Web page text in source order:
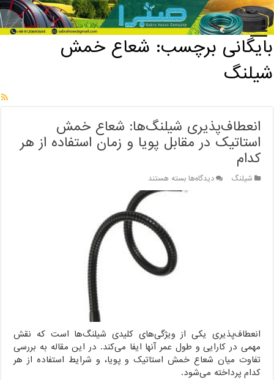
خانه / بایگانی برچسب: شعاع خمش شیلنگ
بایگانی برچسب: شعاع خمش
شیلنگ
انعطاف‌پذیری شیلنگ‌ها: شعاع خمش
استاتیک در مقابل پویا و زمان استفاده از هر
کدام
شیلنگ دیدگاه‌هابرای
انعطاف‌پذیری
استاتیک
مقابل
پویا
کدام
بسته هستند
انعطاف‌پذیری یکی از ویژگی‌های کلیدی شیلنگ‌ها است که نقش
مهمی در کارایی و طول عمر آنها ایفا می‌کند. در این مقاله به بررسی
تفاوت میان شعاع خمش استاتیک و پویا، و شرایط استفاده از هر
کدام پرداخته می‌شود.